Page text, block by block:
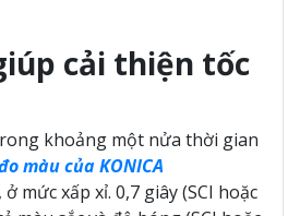
cải thiện tốc
khoảng một nửa thời gian
màu của KONICA
mức xấp xỉ. 0,7 giây (SCI hoặc